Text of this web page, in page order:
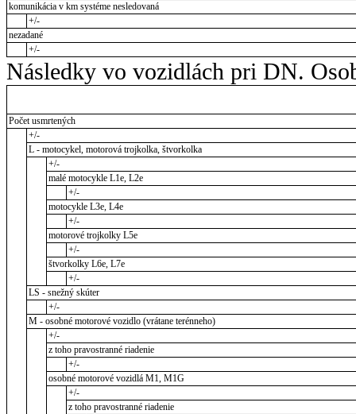
komunikácia v km systéme nesledovaná
+/-
nezadané
+/-
Následky vo vozidlách pri DN.
Počet usmrtených
+/-
L - motocykel, motorová trojkolka, štvorkolka
+/-
malé motocykle L1e, L2e
+/-
motocykle L3e, L4e
+/-
motorové trojkolky L5e
+/-
štvorkolky L6e, L7e
+/-
LS - snežný skúter
+/-
M - osobné motorové vozidlo (vrátane terénneho)
+/-
z toho pravostranné riadenie
+/-
osobné motorové vozidlá M1, M1G
+/-
z toho pravostranné riadenie